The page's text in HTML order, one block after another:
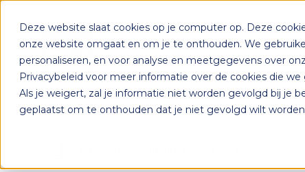
Deze website slaat cookies op je computer op. Deze
onze website omgaat en om je te onthouden. We
personaliseren, en voor analyse en meetgegevens over
Privacybeleid voor meer informatie over de cookies die we
Als je weigert, zal je informatie niet worden gevolgd bij je
geplaatst om te onthouden dat je niet gevolgd wilt
Voor wie